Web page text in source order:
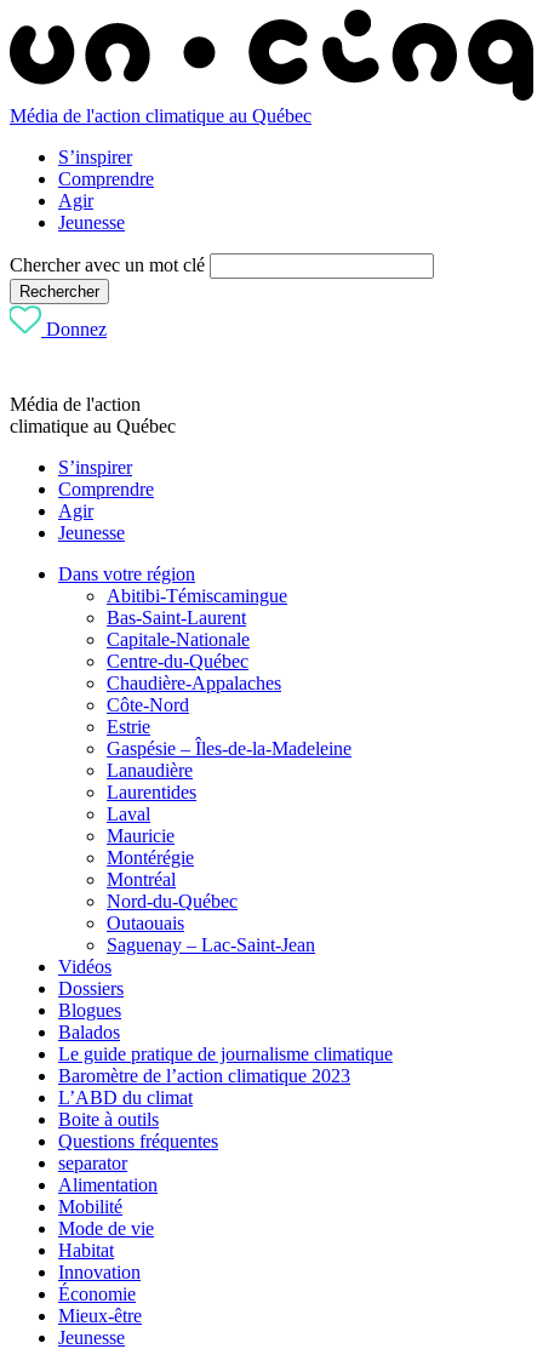
Média de l'action climatique au Québec
S’inspirer
Comprendre
Agir
Jeunesse
Chercher avec un mot clé
Rechercher
Donnez
Média de l'action
climatique au Québec
S’inspirer
Comprendre
Agir
Jeunesse
Dans votre région
Abitibi-Témiscamingue
Bas-Saint-Laurent
Capitale-Nationale
Centre-du-Québec
Chaudière-Appalaches
Côte-Nord
Estrie
Gaspésie – Îles-de-la-Madeleine
Lanaudière
Laurentides
Laval
Mauricie
Montérégie
Montréal
Nord-du-Québec
Outaouais
Saguenay – Lac-Saint-Jean
Vidéos
Dossiers
Blogues
Balados
Le guide pratique de journalisme climatique
Baromètre de l’action climatique 2023
L’ABD du climat
Boite à outils
Questions fréquentes
separator
Alimentation
Mobilité
Mode de vie
Habitat
Innovation
Économie
Mieux-être
Jeunesse